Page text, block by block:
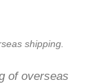
shipping.
of overseas